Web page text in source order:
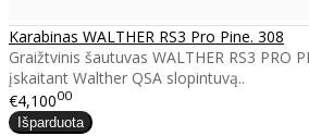
Karabinas WALTHER RS3 Pro Pine. 308
Graižtvinis šautuvas WALTHER RS3 PRO
įskaitant Walther QSA slopintuvą..
€4,10000